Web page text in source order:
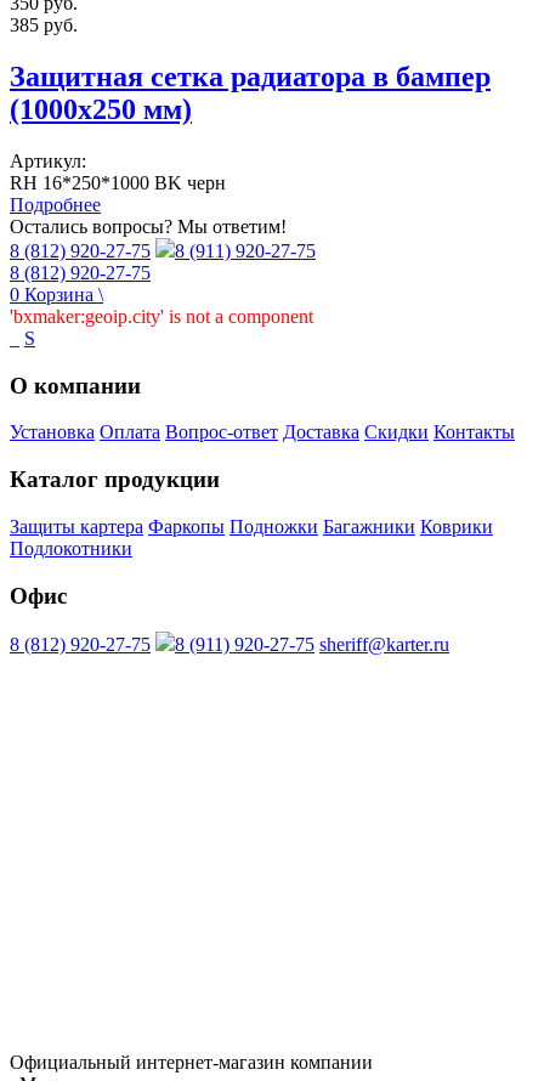
385 руб.
Защитная сетка радиатора в бампер
(1000х250 мм)
Артикул:
RH 16*250*1000 BK черн
Подробнее
Остались вопросы? Мы ответим!
8 (812) 920-27-75
8 (911) 920-27-75
8 (812) 920-27-75
0 Корзина \
'bxmaker:geoip.city' is not a component
S
О компании
Установка Оплата Вопрос-ответ Доставка Скидки Контакты
Каталог продукции
Защиты картера Фаркопы Подножки Багажники Коврики
Подлокотники
Офис
8 (812) 920-27-75 8 (911) 920-27-75 sheriff@karter.ru
Официальный интернет-магазин компании